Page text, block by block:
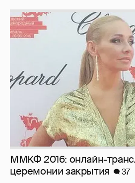
ММКФ 2016: онлайн-
церемонии закрытия
37